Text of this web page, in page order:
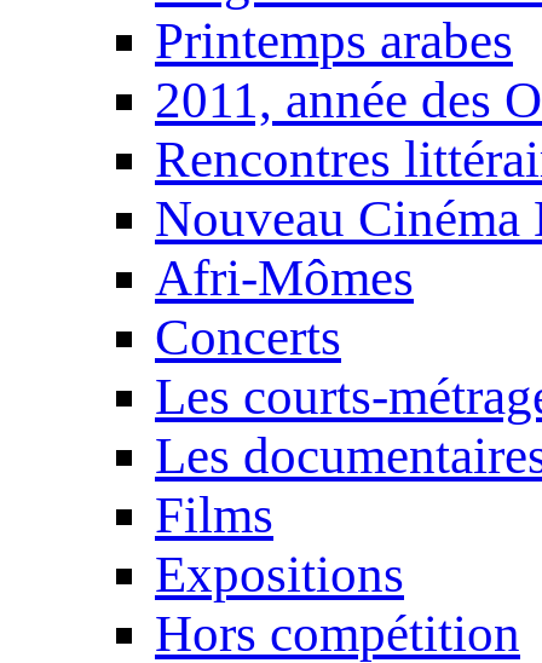
Printemps arabes
2011, année des
Rencontres
Nouveau Cinéma
Afri-Mômes
Concerts
Les courts-
Les
Films
Expositions
Hors compétition